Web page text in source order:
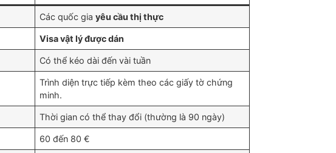
Các quốc giayêu cầu thị thực
Visa vật lý được dán
Có thể kéo dài đến vài tuần
Trình diện trực tiếp kèm theo các giấy tờ chứng
minh.
Thời gian có thể thay đổi (thường là 90 ngày)
60 đến 80 €